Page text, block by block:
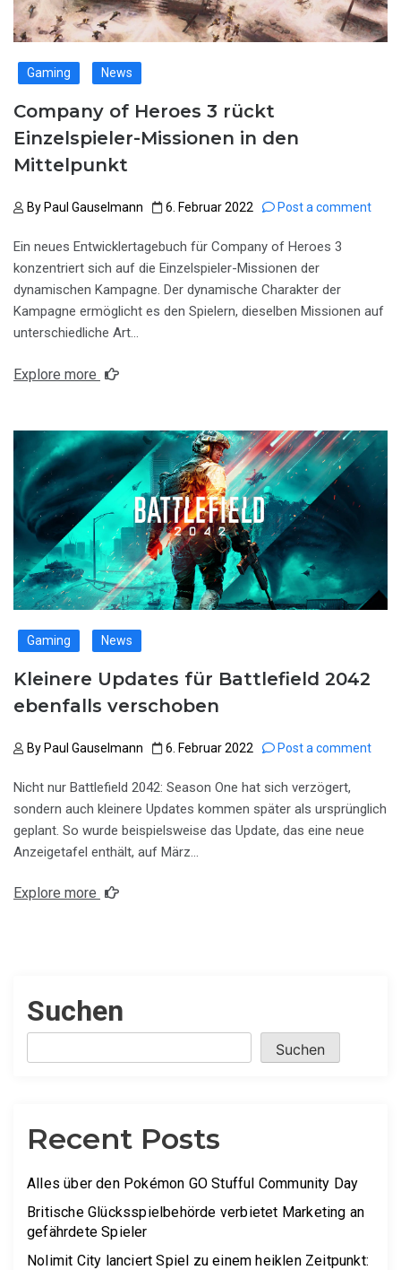
Gaming News
Company of Heroes 3 rückt
Einzelspieler-Missionen in den
Mittelpunkt
By Paul Gauselmann 6. Februar 2022 Post a comment
Ein neues Entwicklertagebuch für Company of Heroes 3
konzentriert sich auf die Einzelspieler-Missionen der
dynamischen Kampagne. Der dynamische Charakter der
Kampagne ermöglicht es den Spielern, dieselben Missionen auf
unterschiedliche Art…
Explore more
Gaming News
Kleinere Updates für Battlefield 2042
ebenfalls verschoben
By Paul Gauselmann 6. Februar 2022 Post a comment
Nicht nur Battlefield 2042: Season One hat sich verzögert,
sondern auch kleinere Updates kommen später als ursprünglich
geplant. So wurde beispielsweise das Update, das eine neue
Anzeigetafel enthält, auf März…
Explore more
Suchen
Suchen
Recent Posts
Alles über den Pokémon GO Stufful Community Day
Britische Glücksspielbehörde verbietet Marketing an
gefährdete Spieler
Nolimit City lanciert Spiel zu einem heiklen Zeitpunkt: